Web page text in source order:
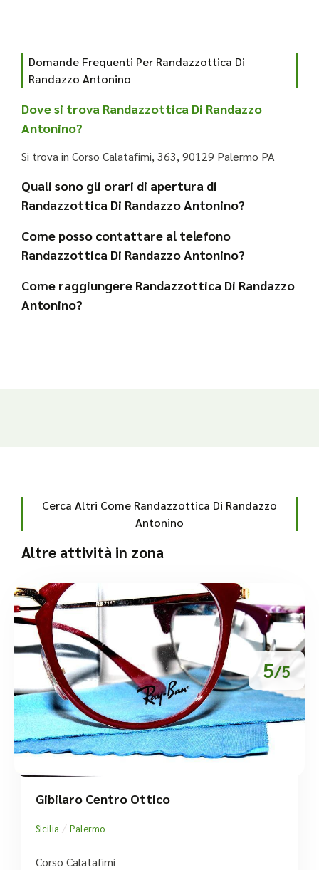
Domande Frequenti Per Randazzottica Di
Randazzo Antonino
Dove si trova Randazzottica Di Randazzo
Antonino?
Si trova in Corso Calatafimi, 363, 90129 Palermo PA
Quali sono gli orari di apertura di
Randazzottica Di Randazzo Antonino?
Come posso contattare al telefono
Randazzottica Di Randazzo Antonino?
Come raggiungere Randazzottica Di Randazzo
Antonino?
Cerca Altri Come Randazzottica Di Randazzo
Antonino
Altre attività in zona
5/5
Gibilaro Centro Ottico
Sicilia / Palermo
Corso Calatafimi